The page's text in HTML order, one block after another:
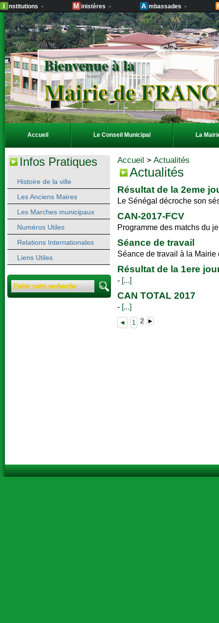
I nstitutions M inistères A mbassades
Bienvenue à la
Mairie de
Accueil Le Conseil Municipal La
Infos Pratiques
Histoire de la ville
Les Anciens Maires
Les Marches municipaux
Numéros Utiles
Relations Internationales
Liens Utiles
Accueil > Actualités
Actualités
Résultat de la 2eme
Le Sénégal décroche son
CAN-2017-FCV
Programme des matchs du
Séance de travail
Séance de travail à la
Résultat de la 1ere
- [...]
CAN TOTAL 2017
- [...]
◄ 1 2 ►